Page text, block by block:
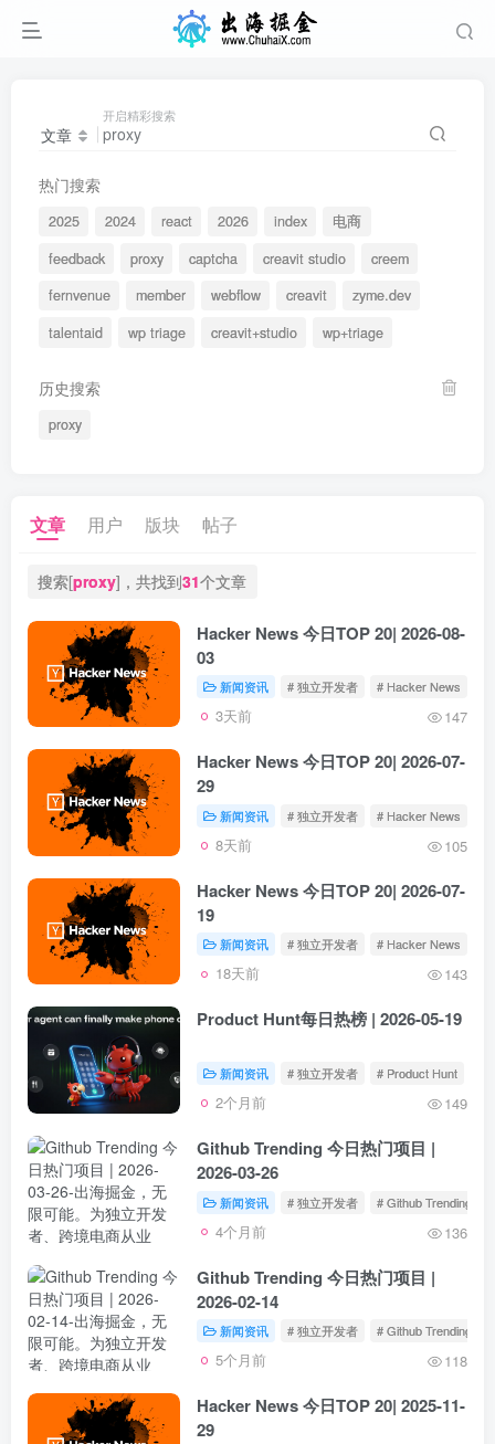
文章
开启精彩搜索
热门搜索
2025 2024 react 2026 index
电商
feedback
proxy captcha creavit studio
creem
fernvenue
member webflow creavit
zyme.dev
talentaid
wp triage creavit+studio wp+triage
历史搜索
proxy
文章 用户 版块 帖子
搜索[proxy]，共找到31个文章
Hacker News 今日TOP 20| 2026-08-
03
新闻资讯 # 独立开发者 # Hacker News
3天前 147
Hacker News 今日TOP 20| 2026-07-
29
新闻资讯 # 独立开发者 # Hacker News
8天前 105
Hacker News 今日TOP 20| 2026-07-
19
新闻资讯 # 独立开发者 # Hacker News
18天前 143
Product Hunt每日热榜 | 2026-05-19
新闻资讯 # 独立开发者 # Product Hunt
2个月前 149
Github Trending 今日热门项目 |
2026-03-26
新闻资讯 # 独立开发者 # Github Trending
4个月前 136
Github Trending 今日热门项目 |
2026-02-14
新闻资讯 # 独立开发者 # Github Trending
5个月前 118
Hacker News 今日TOP 20| 2025-11-
29